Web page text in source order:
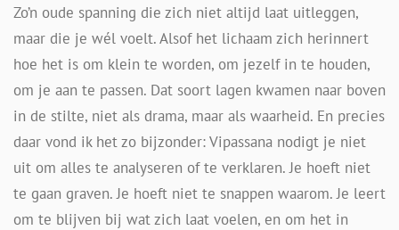
Zo’n oude spanning die zich niet altijd laat uitleggen,
maar die je wél voelt. Alsof het lichaam zich herinnert
hoe het is om klein te worden, om jezelf in te houden,
om je aan te passen. Dat soort lagen kwamen naar boven
in de stilte, niet als drama, maar als waarheid. En precies
daar vond ik het zo bijzonder: Vipassana nodigt je niet
uit om alles te analyseren of te verklaren. Je hoeft niet
te gaan graven. Je hoeft niet te snappen waarom. Je leert
om te blijven bij wat zich laat voelen, en om het in